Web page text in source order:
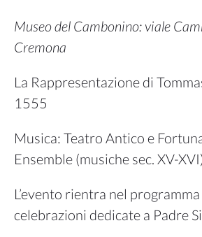
Museo del Cambonino: viale
Cremona
La Rappresentazione di
1555
Musica: Teatro Antico e
Ensemble (musiche sec. XV-
L’evento rientra nel
celebrazioni dedicate a Padre